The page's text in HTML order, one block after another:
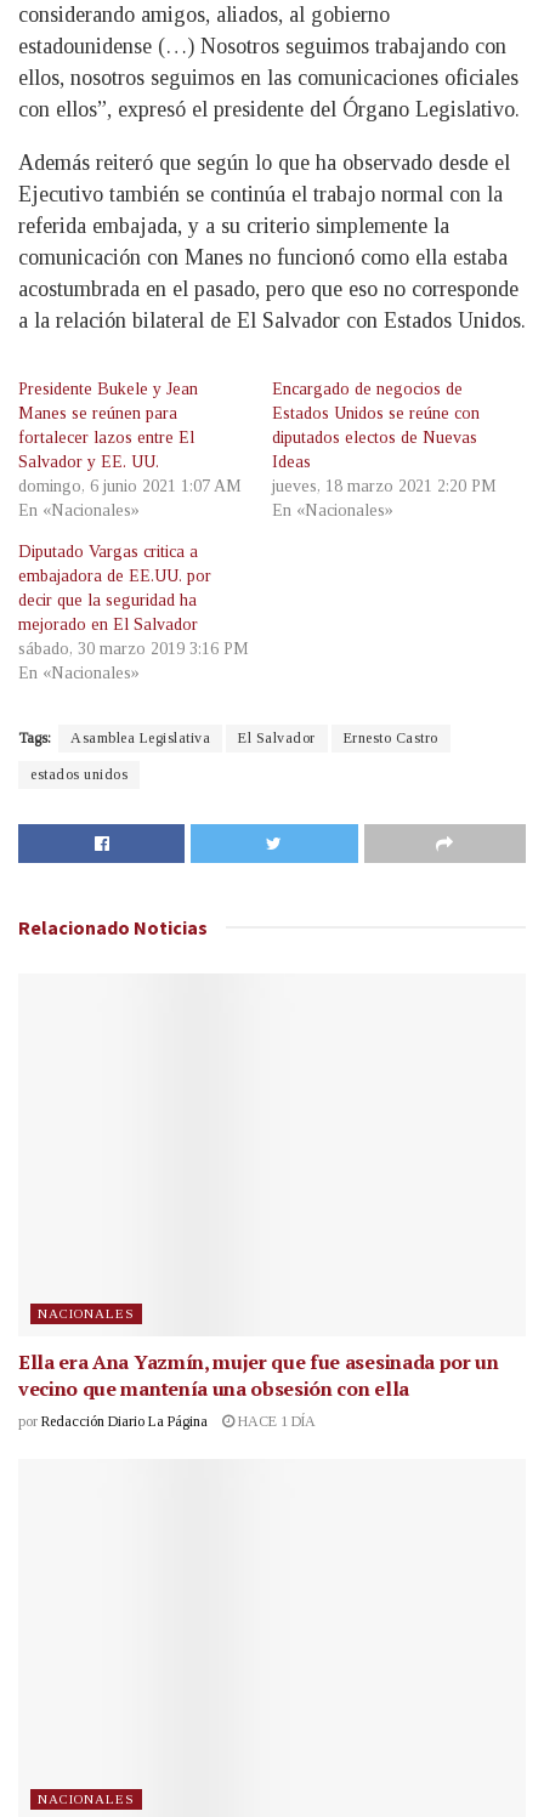
considerando amigos, aliados, al gobierno
estadounidense (…) Nosotros seguimos trabajando con
ellos, nosotros seguimos en las comunicaciones oficiales
con ellos”, expresó el presidente del Órgano Legislativo.
Además reiteró que según lo que ha observado desde el
Ejecutivo también se continúa el trabajo normal con la
referida embajada, y a su criterio simplemente la
comunicación con Manes no funcionó como ella estaba
acostumbrada en el pasado, pero que eso no corresponde
a la relación bilateral de El Salvador con Estados Unidos.
Presidente Bukele y Jean
Manes se reúnen para
fortalecer lazos entre El
Salvador y EE. UU.
domingo, 6 junio 2021 1:07 AM
En «Nacionales»
Encargado de negocios de
Estados Unidos se reúne con
diputados electos de Nuevas
Ideas
jueves, 18 marzo 2021 2:20 PM
En «Nacionales»
Diputado Vargas critica a
embajadora de EE.UU. por
decir que la seguridad ha
mejorado en El Salvador
sábado, 30 marzo 2019 3:16 PM
En «Nacionales»
Tags: Asamblea Legislativa El Salvador Ernesto Castro
estados unidos
Relacionado Noticias
NACIONALES
Ella era Ana Yazmín, mujer que fue asesinada por un
vecino que mantenía una obsesión con ella
por Redacción Diario La Página HACE 1 DÍA
NACIONALES